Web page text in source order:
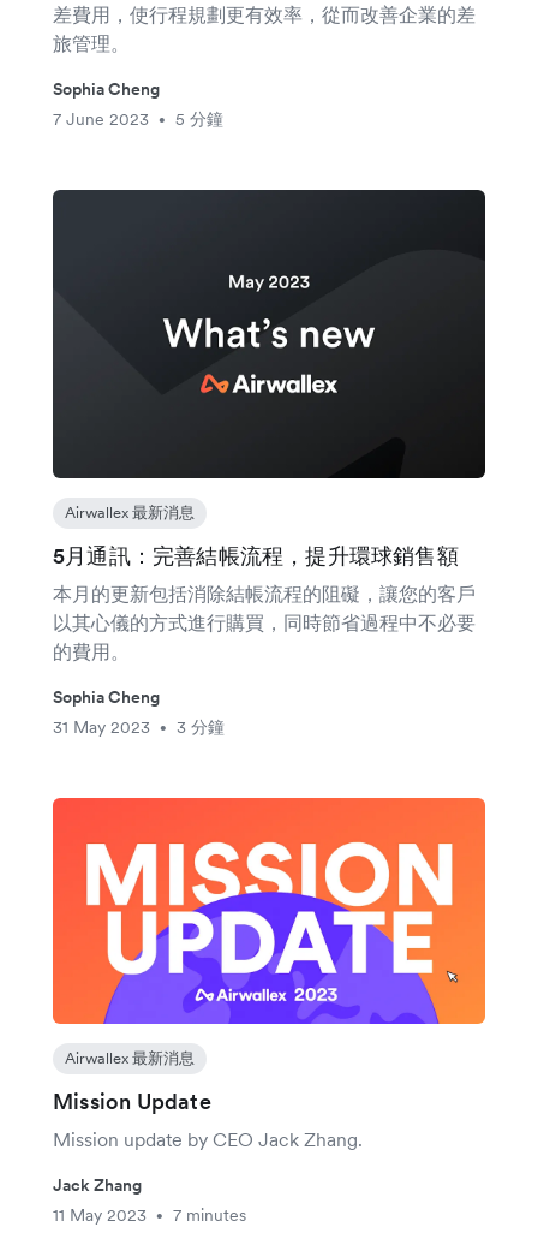
差費用，使行程規劃更有效率，從而改善企業的差
旅管理。
Sophia Cheng
7 June 2023
• 5 分鐘
Airwallex 最新消息
5月通訊：完善結帳流程，提升環球銷售額
本月的更新包括消除結帳流程的阻礙，讓您的客戶
以其心儀的方式進行購買，同時節省過程中不必要
的費用。
Sophia Cheng
31 May 2023
• 3 分鐘
Airwallex 最新消息
Mission Update
Mission update by CEO Jack Zhang.
Jack Zhang
11 May 2023
• 7 minutes